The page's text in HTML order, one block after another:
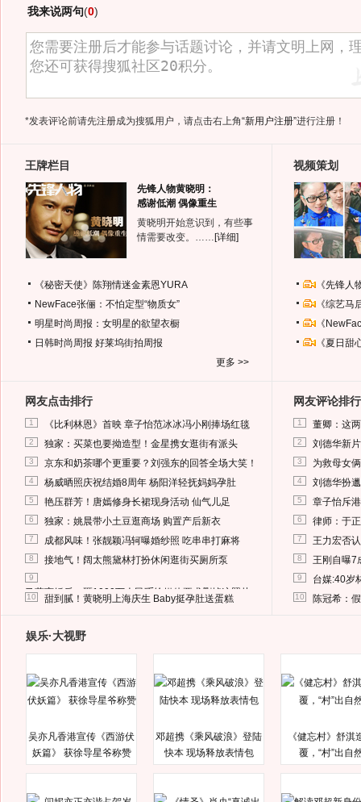
我来说两句(0)
*发表评论前请先注册成为搜狐用户，请点击右上角“新用户注册”进行注册！
王牌栏目
先锋人物黄晓明：
感谢低潮 偶像重生
黄晓明开始意识到，有些事
情需要改变。…… [详细]
《秘密天使》陈翔情迷金素恩YURA
NewFace张俪：不怕定型“物质女”
明星时尚周报：女明星的欲望衣橱
日韩时尚周报 好莱坞街拍周报
更多 >>
视频策划
《先锋
《综艺
《
《夏日
网友点击排行
1 《比利林恩》首映 章子怡范冰冰冯小刚捧场红毯
2 独家：买菜也要拗造型！金星携女逛街有派头
3 京东和奶茶哪个更重要？刘强东的回答全场大笑！
4 杨威晒照庆祝结婚8周年 杨阳洋轻抚妈妈孕肚
5 艳压群芳！唐嫣修身长裙现身活动 仙气儿足
6 独家：姚晨带小土豆逛商场 购置产后新衣
7 成都风味！张靓颖冯轲曝婚纱照 吃串串打麻将
8 接地气！阔太熊黛林打扮休闲逛街买厕所泵
9
马蓉离婚后，砸1000万人民币给媒体要求删掉这照片
10 甜到腻！黄晓明上海庆生 Baby挺孕肚送蛋糕
网友评论排行
1 董卿：这
2 刘德华新
3 为救母女
4 刘德华扮
5 章子怡斥
6 律师：于
7 王力宏否
8 王刚自曝7
9 台媒:40岁
10 陈冠希：
娱乐·大视野
吴亦凡香港宣传《西游伏
妖篇》 获徐导星爷称赞
邓超携《乘风破浪》登陆
快本 现场释放表情包
《健忘村》舒淇
覆，“村”出自